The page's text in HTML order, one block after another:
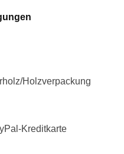
Holzverpackung
Kreditkarte